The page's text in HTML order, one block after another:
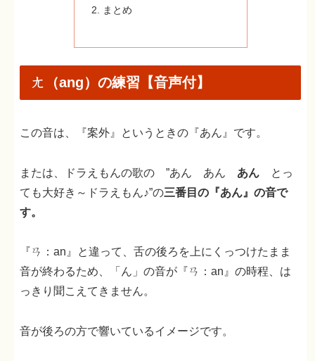
まとめ
ㄤ（ang）の練習【音声付】
この音は、『案外』というときの『あん』です。
または、ドラえもんの歌の ”あん あん あん とっ
ても大好き～ドラえもん♪”の三番目の『あん』の音で
す。
『ㄢ：an』と違って、舌の後ろを上にくっつけたまま
音が終わるため、「ん」の音が『ㄢ：an』の時程、は
っきり聞こえてきません。
音が後ろの方で響いているイメージです。